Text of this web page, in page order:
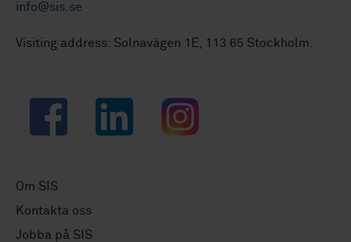
info@sis.se
Visiting address: Solnavägen 1E, 113 65 Stockholm.
Facebook LinkedIn Instagram
Om SIS
Kontakta oss
Jobba på SIS